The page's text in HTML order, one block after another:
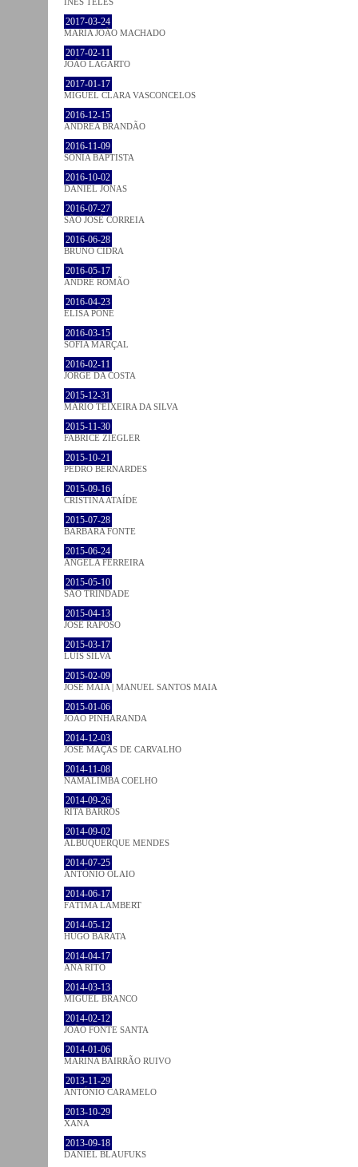
2017-03-24
MARIA JOÃO MACHADO
2017-02-11
JOÃO LAGARTO
2017-01-17
MIGUEL CLARA VASCONCELOS
2016-12-15
ANDREA BRANDÃO
2016-11-09
SÓNIA BAPTISTA
2016-10-02
DANIEL JONAS
2016-07-27
SÃO JOSÉ CORREIA
2016-06-28
BRUNO CIDRA
2016-05-17
ANDRÉ ROMÃO
2016-04-23
ELISA PÔNE
2016-03-15
SOFIA MARÇAL
2016-02-11
JORGE DA COSTA
2015-12-31
MÁRIO TEIXEIRA DA SILVA
2015-11-30
FABRICE ZIEGLER
2015-10-21
PEDRO BERNARDES
2015-09-16
CRISTINA ATAÍDE
2015-07-28
BÁRBARA FONTE
2015-06-24
ÂNGELA FERREIRA
2015-05-10
SÃO TRINDADE
2015-04-13
JOSÉ RAPOSO
2015-03-17
LUÍS SILVA
2015-02-09
JOSÉ MAIA | MANUEL SANTOS MAIA
2015-01-06
JOÃO PINHARANDA
2014-12-03
JOSÉ MAÇÃS DE CARVALHO
2014-11-08
NAMALIMBA COELHO
2014-09-26
RITA BARROS
2014-09-02
ALBUQUERQUE MENDES
2014-07-25
ANTÓNIO OLAIO
2014-06-17
FÁTIMA LAMBERT
2014-05-12
HUGO BARATA
2014-04-17
ANA RITO
2014-03-13
MIGUEL BRANCO
2014-02-12
JOÃO FONTE SANTA
2014-01-06
MARINA BAIRRÃO RUIVO
2013-11-29
ANTÓNIO CARAMELO
2013-10-29
XANA
2013-09-18
DANIEL BLAUFUKS